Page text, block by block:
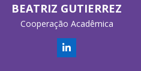
BEATRIZ GUTIERREZ
Cooperação Acadêmica
Linkedin